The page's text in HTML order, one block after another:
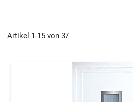
Artikel 1-15 von 37